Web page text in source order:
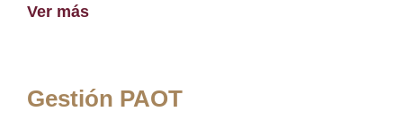
Ver más
Gestión PAOT